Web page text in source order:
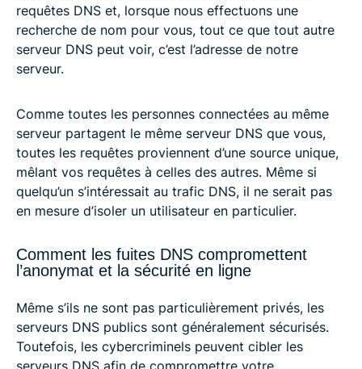
requêtes DNS et, lorsque nous effectuons une
recherche de nom pour vous, tout ce que tout autre
serveur DNS peut voir, c’est l’adresse de notre
serveur.
Comme toutes les personnes connectées au même
serveur partagent le même serveur DNS que vous,
toutes les requêtes proviennent d’une source unique,
mêlant vos requêtes à celles des autres. Même si
quelqu’un s’intéressait au trafic DNS, il ne serait pas
en mesure d’isoler un utilisateur en particulier.
Comment les fuites DNS compromettent
l’anonymat et la sécurité en ligne
Même s’ils ne sont pas particulièrement privés, les
serveurs DNS publics sont généralement sécurisés.
Toutefois, les cybercriminels peuvent cibler les
serveurs DNS afin de compromettre votre